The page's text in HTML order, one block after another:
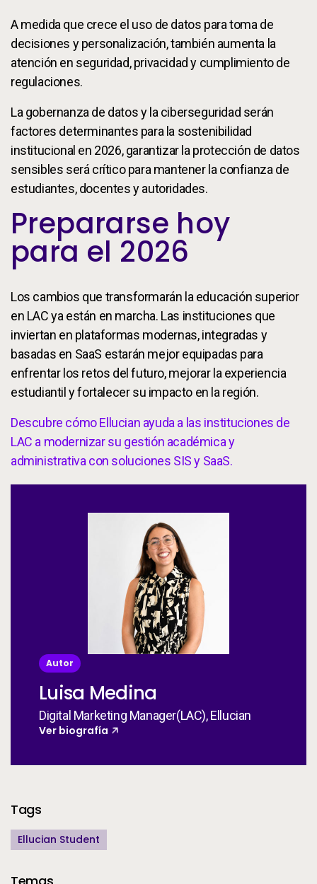
A medida que crece el uso de datos para toma de
decisiones y personalización, también aumenta la
atención en seguridad, privacidad y cumplimiento de
regulaciones.
La gobernanza de datos y la ciberseguridad serán
factores determinantes para la sostenibilidad
institucional en 2026, garantizar la protección de datos
sensibles será crítico para mantener la confianza de
estudiantes, docentes y autoridades.
Prepararse hoy
para el 2026
Los cambios que transformarán la educación superior
en LAC ya están en marcha. Las instituciones que
inviertan en plataformas modernas, integradas y
basadas en SaaS estarán mejor equipadas para
enfrentar los retos del futuro, mejorar la experiencia
estudiantil y fortalecer su impacto en la región.
Descubre cómo Ellucian ayuda a las instituciones de
LAC a modernizar su gestión académica y
administrativa con soluciones SIS y SaaS.
Autor
Luisa Medina
Digital Marketing Manager(LAC), Ellucian
Ver biografía
Additional Information
Tags
Ellucian Student
Temas